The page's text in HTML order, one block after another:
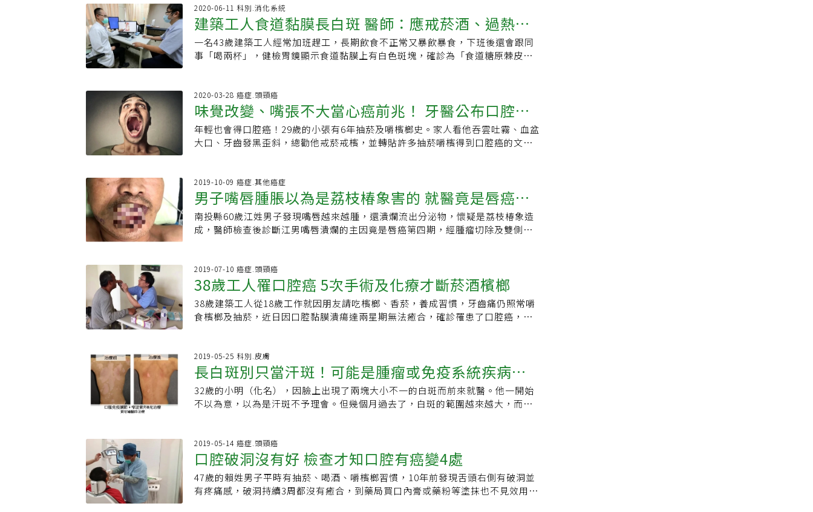
利於指甲生長。在營養攝取上會建議以牡蠣、南瓜子、奇亞籽、牛肉、干貝補
鋅，維生素C則可從甜椒、綠花椰、番茄、木瓜、奇異果、芭樂中攝取。 指甲凹
陷變薄：指甲凹陷變薄的情況常見出現於缺鐵性貧血的族群身上，需注意同時補
鐵及蛋白質。可從豬血湯、蛤蠣湯、紫菜蛋花湯、紅莧菜番茄豆腐湯補充鐵。 指
補充葉酸，生物素則可從熟雞蛋、肉類、全穀類、核桃補充。在這嫚嫚營養師特
別提醒以熟雞蛋攝取，避免生雞蛋，因為生雞蛋會有抗生物素成分，對此不利，
需要避免。 也提醒民眾，發現指甲出現問題，應先檢查確認問題為何以利改善。
在營養攝取、調整上，通常需要約1~2個月的時間，嫚嫚營養師也呼籲要堅持下
去，才有機會改善指甲問題。 《延伸閱讀》 ．指甲內捲、嵌甲怎麼辦？醫指常見
權合作媒體，禁止任何網站、媒體、論壇引用及改寫。
常，提升肌膚對光線的敏感性，徹底解決復發因素。不管白斑病程長短、面積大
小，通過治療都能在短期內控制白斑擴散。下面就來具體說明一下眉毛的不同表
現反映的不同訊號：一、眉毛乾枯正常情況下，眉毛應當油亮、有光澤，如果眉
毛梢直、乾燥、變黃，還伴隨著月經不調，多是肺氣虛所致。二、眉毛脫落眉毛
稀疏、容易脫落的人，多氣血衰弱、體弱多病，此類患者易手腳冰涼，腎氣相對
早期，外側皮膚肥厚，眉毛容易脫落；斑禿患者也可能有眉毛脫落。三、眉毛下
垂許多顏面神經麻痹患者眉毛易下垂，如果是單側眉毛下垂，說明患的是臉神經
麻痹，眉毛較低，無法向上抬舉。有些人單側上眼瞼下垂，會使得一側眉毛顯得
略高。四、眉毛沖豎眉毛沖豎而起，即為病情危急徵兆，此類患者應當及時救
六、眉毛過長古人認為眉毛長是長壽的象徵，因此稱長眉為「壽眉」。但是研究
發現，壽眉和功能失衡有關，青、中年人出現壽眉可能為腫瘤、免疫性疾病等的
早期外在表現。壽眉發生愈早，功能失衡痊癒的愈早，衰老的愈快，腫瘤發生機
率愈高，因此，四十五～五十歲後出現壽眉較符合生理衰老規律。青、中年人出
現壽眉，特別是叢狀、束狀患者，應當定期體檢，及早發現，及早治療。七、眉
費苦心去紋眉，豈不知，眉毛並非沒有用的東西，人體的防禦功能是通過各種組
織完成的，眉毛也有防禦之功，眼睛如果沒有眉毛來遮擋，汗水、雨水就會流入
眼中，刺激角膜、結膜，誘發角膜炎、結膜炎，甚至誘發角膜潰瘍。眉毛周圍神
經血管豐富，經常拔眉毛，會對神經血管產生不良刺激，容易導致臉部肌肉運動
醒各位讀者，即使愛美，也不能輕易拔光眉毛。書籍介紹養生從養氣血開始：女
生的排寒祛溼暖身書作者：趙蓉出版社：世茂出版日期：2020/04/01作者簡介趙
蓉 中西醫師《中華中西醫結合》雜誌常務編委，美國抗衰老醫學會（A4M）會
員，中國醫師協會美容抗衰老分會會員。現任重慶藝星醫療美容醫院院長、副主
任醫師。
無糖口嚼錠、硬喉糖等物取代，幫助戒檳榔。目前國健署針對30歲以上嚼檳榔或
吸菸民眾、18歲以上至29歲曾經或仍嚼檳榔的原住民，免費提供每2年1次口腔黏
膜檢查。口腔癌7大徵兆 口腔癌有幾大徵兆，一旦出現類似徵兆應盡速就醫。1.觸
摸傷口時會感受到下方有硬塊或有增厚感，2.傷口超過14天沒有癒合3.口腔不明
偶爾應酬喝酒，這三樣危險因子加在一起，得口腔癌的機會是一般人的123倍！一
定要下定決心戒掉，不要等到變成癌症了才後悔。」病人淡淡地笑著說他知道
了，他會改，之後也會按時回診追蹤，而我心裡也只能希望他能聽進去，苦口婆
心的再三叮嚀。吃檳榔的危害檳榔對口腔的危害除了黏膜外，還包括：咽喉、牙
齒、牙周組織、顳顎關節都影響甚鉅，研究機構早已證實其成分中的「檳榔素」
居男性癌症的第五名，且大部分的案例都有嚼檳榔的習癖；其他的危害還包括罹
患糖尿病、代謝症候群、及消化道疾病的風險增高等，不可不慎。口腔癌的黏膜
變化初期的黏膜變化，可能是先產生白斑，會感覺張口度逐漸變小，黏膜逐漸硬
化失去彈性，張口變小，稱為黏膜下纖維化，若沒有就醫治療、或繼續食用菸、
將腫瘤廣泛切除乾淨外，還須視情況做頸部淋巴廓清術，並依據組織缺損大小做
傷口重建。口腔是人們吃東西、說話、美觀的重要器官，手術過後除了可想而知
的腫痛，還須忍受鼻胃管飲食的不適、吞嚥及咬合功能上的障礙、以及顏面外觀
的改變等；此外，較嚴重的情況還需搭配做術後放射治療、化療療程，未來的日
子更需要定期回門診追蹤，過程艱辛且折騰，連帶地造成家庭的負擔，自己的人
務，希望藉由醫師的篩檢，能提早發現癌前病變，並透過早期治療來阻斷其轉變
成癌症的可能性，這也是篩檢最重要的目的，希望民眾能多加運用。另外若發現
口腔內有超過兩周以上未癒合的潰瘍及腫塊，應儘速就醫檢查，只要有警覺及決
心，絕對可以將傷害降低，捍衛自己的健康。
2020-06-11 科別.消化系統
建築工人食道黏膜長白斑 醫師：應戒菸酒、過熱食
物
一名43歲建築工人經常加班趕工，長期飲食不正常又暴飲暴食，下班後還會跟同
事「喝兩杯」，健檢胃鏡顯示食道黏膜上有白色斑塊，確診為「食道糖原棘皮
不常見，好發於40歲以上男性，多半與長期抽菸飲酒，喜愛辛辣、食物過熱有
關，診斷過程中需要和念珠菌感染、食道白斑作鑑別診斷；無痛內視鏡及切片檢
查可有效地區分疾病間的差異。他說，此病通常並無症狀，多是健康檢查時意外
發現，但到了後期白斑對於熱和刺激性的食物特別敏感，進食時可能出現胸骨後
疼痛的症狀。一般此症屬於良性，不需要治療，但應戒除病因，如菸、酒、辛
萎縮性胃炎的機率也比正常人高。陳建志建議，食道糖原棘皮症本身雖為良性，
且疾病進展與癌症無關，但其共病若出現逆流性食道炎，仍會造成患者感到喉嚨
異物感、吞嚥困難或對刺激性食物特別敏感。診斷方式建議用上消化道內視鏡針
對可疑的病灶進行內視鏡切片檢查，排除罹癌潛在病灶及感染後，才能進行病理
2020-03-28 癌症.頭頸癌
味覺改變、嘴張不大當心癌前兆！ 牙醫公布口腔癌
10大變化
年輕也會得口腔癌！29歲的小張有6年抽菸及嚼檳榔史。家人看他吞雲吐霧、血盆
大口、牙齒發黑歪斜，總勸他戒菸戒檳，並轉貼許多抽菸嚼檳得到口腔癌的文章
腔內長出異物，心裡越想越惶恐，趕緊就醫確診為口腔癌第二期。衛生福利部臺
北醫院牙科李怡祥主任表示， 2018年國人死因統計結果，惡性腫瘤居十大死因之
首，其中十大癌症死因排行榜第五名是口腔癌，研究顯示抽菸、嚼檳榔者，罹患
口腔癌的機率是一般人的89倍，若合併抽菸、嚼檳榔、喝酒者，機率更高達123
倍，對健康有極大的危害，不能抱有僥倖心理。長期有菸酒檳習慣者更需要留意
供兩年一次口腔黏膜檢查，應多加利用。而口腔癌是有前兆的，李怡祥分享10項
口腔自我檢查，當發現有任一種警訊時，應警覺異常並儘速就醫：10項口腔自我
檢查1.長達兩週以上未癒合的口腔潰瘍2.口腔或是頸部出現硬塊，觸摸時不一定
有疼痛感3.味覺遲鈍4.口腔內有白斑或紅斑或突起物出現、腫塊形成5.時常有不明
伸閱讀： 牙周病會傳染！ 避免細菌擴散2件事要記得做 天天刷牙還是有口臭？ 日
常6原因都會造成你口氣差&amp;nbsp;
2019-10-09 癌症.其他癌症
男子嘴唇腫脹以為是荔枝椿象害的 就醫竟是唇癌四
期
南投縣60歲江姓男子發現嘴唇越來越腫，還潰爛流出分泌物，懷疑是荔枝椿象造
成，醫師檢查後診斷江男嘴唇潰爛的主因竟是唇癌第四期，經腫瘤切除及雙側頸
時，會造成皮膚灼熱、潰爛等。60歲的江姓男子在今年4月的時候覺得嘴唇麻麻
的，發現下嘴唇有硬塊逐漸腫脹增大，甚至潰爛並流出分泌物，他認為是家裡附
近荔枝園的荔枝椿象飛入家中，汁液不慎噴灑到嘴唇所致。他自行至藥局購買成
藥擦拭嘴唇，不過腫塊越長越大並結痂，摳掉後又長出來了，且持續潰爛甚至還
散發出異味，就這樣拖了3個月，他發現不對勁，到南投醫院耳鼻喉科就診，醫師
齦、口底及顎部。唇癌和一般口腔癌比較不同的地方在於和日曬有關，正因為如
此下嘴唇比上嘴唇發生的機率多了八倍，研究發現罹患唇癌的民眾約有一半屬長
期戶外工作者，唇癌病患也必須注意有無罹患皮膚癌。當然唇癌也和菸、酒及檳
榔脫離不了關係。他說，唇癌有四個徵兆，一：唇部表面出現硬塊及結節，脫
塊。唇癌治療會造成顏面外觀的破壞及後續顏面重建過程，所以病患需要借助心
理醫師的輔導來面對顏面外觀缺損而產生的身心障礙。而治療癒後方面，第一和
第二期唇癌五年存活率約九成，一旦淋巴轉移則驟降至低於四成，所以不得不重
視。他提醒，民眾應定期安排口腔癌篩檢，若口腔黏膜潰瘍持續超過2周以上沒有
癒合，或是口腔有白斑、紅斑、硬塊，不明原因出血、惡臭組織液及頸部淋巴腫
2019-07-10 癌症.頭頸癌
38歲工人罹口腔癌 5次手術及化療才斷菸酒檳榔
38歲建築工人從18歲工作就因朋友請吃檳榔、香菸，養成習慣，牙齒痛仍照常嚼
食檳榔及抽菸，近日因口腔黏膜潰瘍達兩星期無法癒合，確診罹患了口腔癌，他
伯璋說，澄清醫院癌症防治中心為建築工人進行口腔黏膜檢查，篩檢2處工地、42
名有吸菸、嚼食檳榔的工人，共篩檢出2人罹口腔癌。口腔癌患者的口腔功能重
建，必須由內到外，改善發音、口水滲漏、顏面外觀等。他指出，他深入工地為
勞工提供口腔檢查服務，最常聽到的聲音是「有那麼倒楣嗎？認識的人嚼了幾十
年都沒事。」事實證明篩檢陽性率約5％，顯示工地嚼食檳榔的工人罹患口腔癌的
眾，口腔黏膜如果出現白斑、紅斑、口腔黏膜下纖維化、扁平苔蘚、疣狀增生
等，有可能是癌前病變，須至醫院做進一步的確診，呼籲民眾養成健康生活習
慣，不嚼檳榔、不吸菸、不喝酒，有嚼檳或吸菸者，應定期接受口腔黏膜檢查。
2019-05-25 科別.皮膚
長白斑別只當汗斑！可能是腫瘤或免疫系統疾病警
訊
32歲的小明（化名），因臉上出現了兩塊大小不一的白斑而前來就醫。他一開始
不以為意，以為是汗斑不予理會。但幾個月過去了，白斑的範圍越來越大，而且
解， 以為只要出現白斑就一定是聞之色變、快速擴散的不治之症「白癜風」，事
實上不然，很多疾病臨床上都會看起來像白斑，比如汗斑，感染性白斑，化學與
雷射後白斑，慢性砷中毒，皮膚淋巴瘤等。需要皮膚科醫師的專業判斷，才能夠
對症下藥。如果確診為白癜風的白斑，就必須要抽血檢查是否伴隨其他自體免疫
疾病，尤其是甲狀腺疾病和紅斑性狼瘡。白斑的治療提倡早期發現早期治療，在
2019-05-14 癌症.頭頸癌
口腔破洞沒有好 檢查才知口腔有癌變4處
47歲的賴姓男子平時有抽菸、喝酒、嚼檳榔習慣，10年前發現舌頭右側有破洞並
有疼痛感，破洞持續3周都沒有癒合，到藥局買口內膏或藥粉等塗抹也不見效用，